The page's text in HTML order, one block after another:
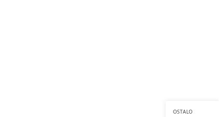
OSTALO